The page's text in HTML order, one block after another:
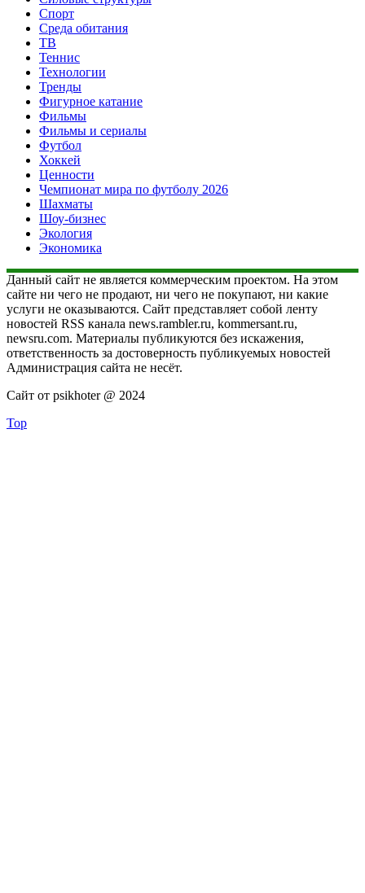
Спорт
Среда обитания
ТВ
Теннис
Технологии
Тренды
Фигурное катание
Фильмы
Фильмы и сериалы
Футбол
Хоккей
Ценности
Чемпионат мира по футболу 2026
Шахматы
Шоу-бизнес
Экология
Экономика
Данный сайт не является коммерческим проектом. На этом
сайте ни чего не продают, ни чего не покупают, ни какие
услуги не оказываются. Сайт представляет собой ленту
новостей RSS канала news.rambler.ru, kommersant.ru,
newsru.com. Материалы публикуются без искажения,
ответственность за достоверность публикуемых новостей
Администрация сайта не несёт.
Сайт от psikhoter @ 2024
Top